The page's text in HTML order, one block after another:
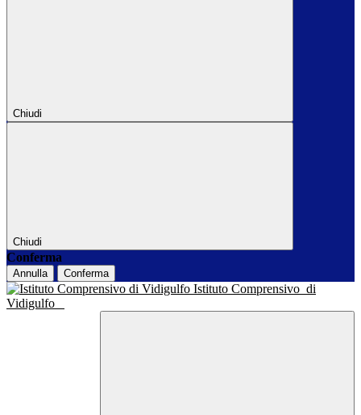
Chiudi
Chiudi
Conferma
Annulla Conferma
Istituto Comprensivo di
Vidigulfo